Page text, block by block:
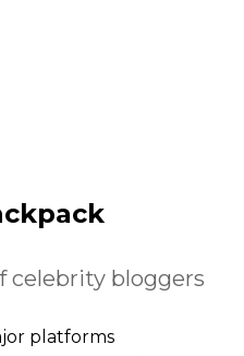
celebrity bloggers
platforms